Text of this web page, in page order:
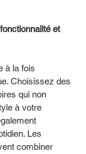
et
à la fois
Choisissez des
qui non
à votre
Les
combiner